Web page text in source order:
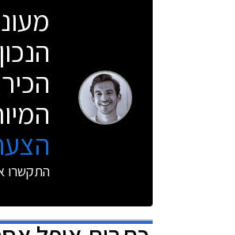
התקשרו